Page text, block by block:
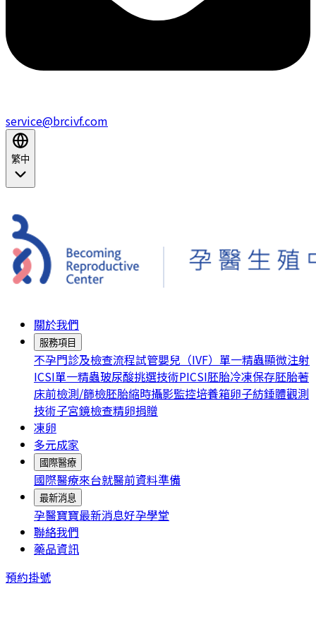
service@brcivf.com
繁中
關於我們
服務項目
不孕門診及檢查流程試管嬰兒（IVF） 單一精蟲顯微注射
ICSI單一精蟲玻尿酸挑選技術PICSI胚胎冷凍保存胚胎著
床前檢測/篩檢胚胎縮時攝影監控培養箱卵子紡錘體觀測
技術子宮鏡檢查精卵捐贈
凍卵
多元成家
國際醫療
國際醫療來台就醫前資料準備
最新消息
孕醫寶寶最新消息好孕學堂
聯絡我們
藥品資訊
預約掛號